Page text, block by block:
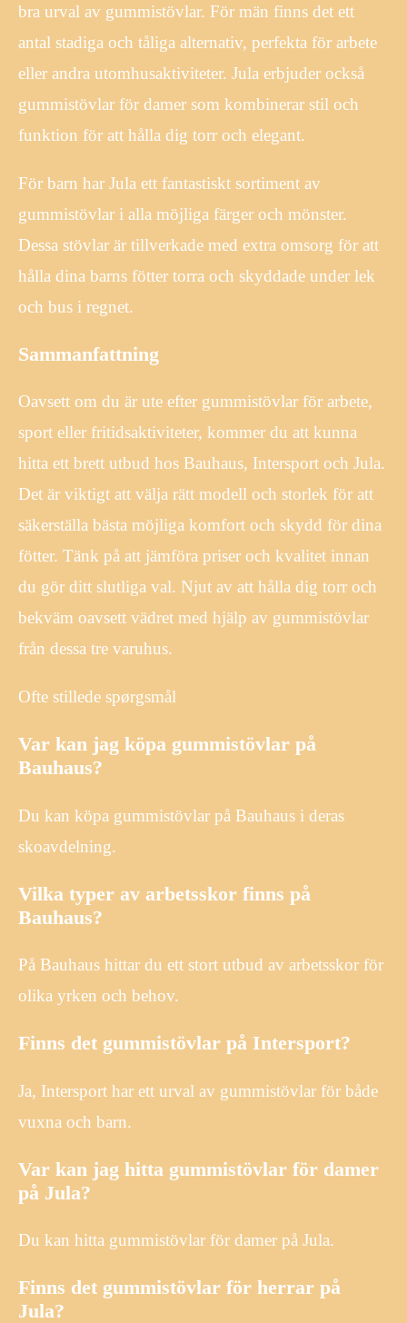
bra urval av gummistövlar. För män finns det ett
antal stadiga och tåliga alternativ, perfekta för arbete
eller andra utomhusaktiviteter. Jula erbjuder också
gummistövlar för damer som kombinerar stil och
funktion för att hålla dig torr och elegant.
För barn har Jula ett fantastiskt sortiment av
gummistövlar i alla möjliga färger och mönster.
Dessa stövlar är tillverkade med extra omsorg för att
hålla dina barns fötter torra och skyddade under lek
och bus i regnet.
Sammanfattning
Oavsett om du är ute efter gummistövlar för arbete,
sport eller fritidsaktiviteter, kommer du att kunna
hitta ett brett utbud hos Bauhaus, Intersport och Jula.
Det är viktigt att välja rätt modell och storlek för att
säkerställa bästa möjliga komfort och skydd för dina
fötter. Tänk på att jämföra priser och kvalitet innan
du gör ditt slutliga val. Njut av att hålla dig torr och
bekväm oavsett vädret med hjälp av gummistövlar
från dessa tre varuhus.
Ofte stillede spørgsmål
Var kan jag köpa gummistövlar på
Bauhaus?
Du kan köpa gummistövlar på Bauhaus i deras
skoavdelning.
Vilka typer av arbetsskor finns på
Bauhaus?
På Bauhaus hittar du ett stort utbud av arbetsskor för
olika yrken och behov.
Finns det gummistövlar på Intersport?
Ja, Intersport har ett urval av gummistövlar för både
vuxna och barn.
Var kan jag hitta gummistövlar för damer
på Jula?
Du kan hitta gummistövlar för damer på Jula.
Finns det gummistövlar för herrar på
Jula?